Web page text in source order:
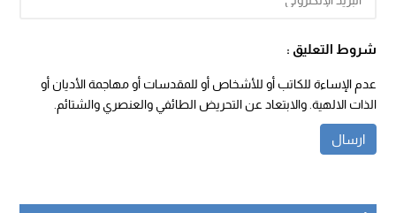
شروط التعليق :
عدم الإساءة للكاتب أو للأشخاص أو للمقدسات أو مهاجمة الأديان أو
الذات الالهية. والابتعاد عن التحريض الطائفي والعنصري والشتائم.